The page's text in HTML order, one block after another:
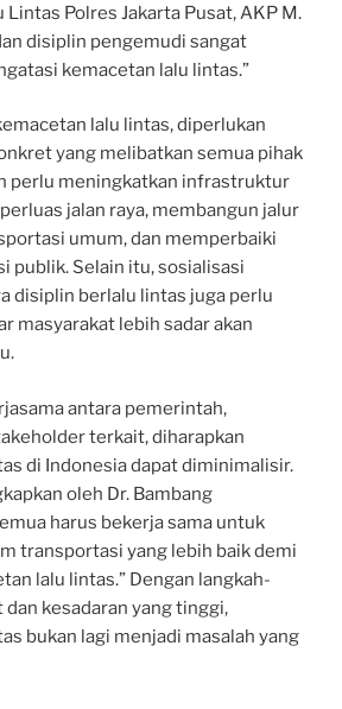
Lintas Polres Jakarta Pusat, AKP M.
disiplin pengemudi sangat
kemacetan lalu lintas.”
lalu lintas, diperlukan
yang melibatkan semua pihak
perlu meningkatkan infrastruktur
jalan raya, membangun jalur
umum, dan memperbaiki
publik. Selain itu, sosialisasi
disiplin berlalu lintas juga perlu
masyarakat lebih sadar akan
antara pemerintah,
terkait, diharapkan
di Indonesia dapat diminimalisir.
oleh Dr. Bambang
harus bekerja sama untuk
transportasi yang lebih baik demi
lalu lintas.” Dengan langkah-
dan kesadaran yang tinggi,
bukan lagi menjadi masalah yang